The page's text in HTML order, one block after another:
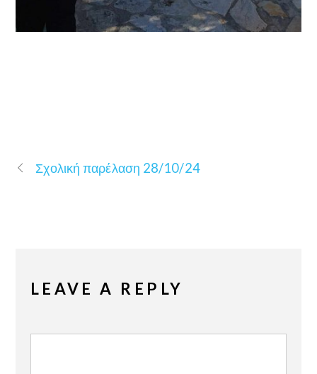
Σχολική παρέλαση 28/10/24
LEAVE A REPLY